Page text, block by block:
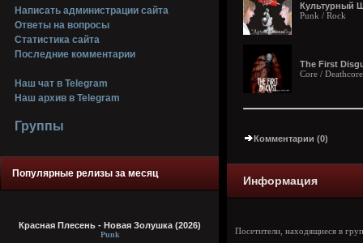
Написать администрации сайта
Ответы на вопросы
Статистика сайта
Последние комментарии
Наш чат в Telegram
Наш архив в Telegram
Группы
Популярные релизы за месяц
Красная Плесень - Новая Золушка (2026)
Punk
Культурный
Punk / Rock
The First
Core /
Комментарии (0)
Информация
Посетители, находящиеся в